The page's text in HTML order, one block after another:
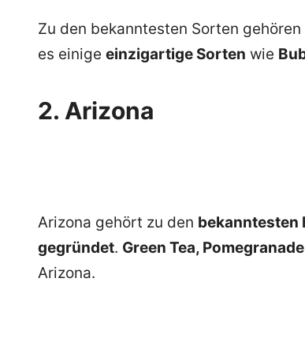
Zu den bekanntesten Sorten gehören
es einige einzigartige Sorten wie
2. Arizona
Arizona gehört zu den bekanntesten
gegründet. Green Tea,
Arizona.